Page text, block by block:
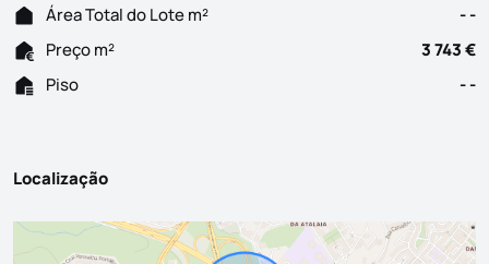
Área Total do Lote m²
- -
Preço m²
3 743 €
Piso
- -
Localização